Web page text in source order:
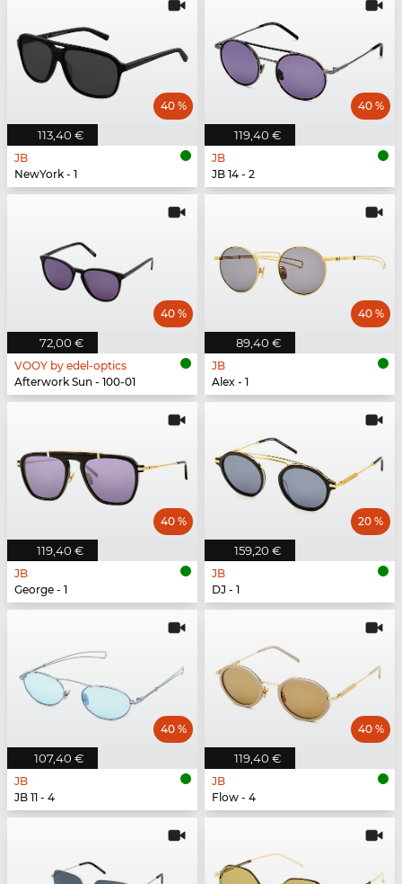
113,40 €
40 %
JB
NewYork - 1
119,40 €
40 %
JB
JB 14 - 2
72,00 €
40 %
VOOY by edel-optics
Afterwork Sun - 100-01
89,40 €
40 %
JB
Alex - 1
119,40 €
40 %
JB
George - 1
159,20 €
20 %
JB
DJ - 1
107,40 €
40 %
JB
JB 11 - 4
119,40 €
40 %
JB
Flow - 4